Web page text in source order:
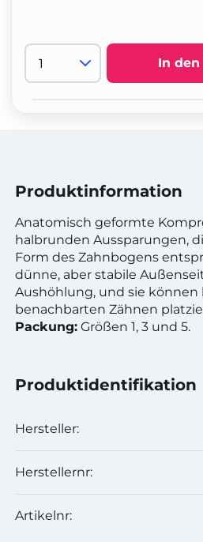
In
Produktinformation
Anatomisch geformte
halbrunden Aussparungen,
Form des Zahnbogens
dünne, aber stabile
Aushöhlung, und sie können
benachbarten Zähnen
Packung: Größen 1, 3 und 5.
Produktidentifikation
Hersteller:
Herstellernr:
Artikelnr: